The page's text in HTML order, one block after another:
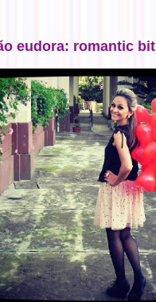
eudora: romantic bit